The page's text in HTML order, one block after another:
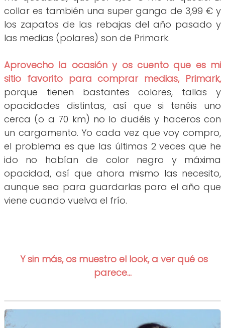
collar es también una super ganga de 3,99 € y
los zapatos de las rebajas del año pasado y
las medias (polares) son de Primark.
Aprovecho la ocasión y os cuento que es mi
sitio favorito para comprar medias, Primark,
porque tienen bastantes colores, tallas y
opacidades distintas, así que si tenéis uno
cerca (o a 70 km) no lo dudéis y haceros con
un cargamento. Yo cada vez que voy compro,
el problema es que las últimas 2 veces que he
ido no habían de color negro y máxima
opacidad, así que ahora mismo las necesito,
aunque sea para guardarlas para el año que
viene cuando vuelva el frío.
Ysin más, os muestro el look, a ver qué os
parece...